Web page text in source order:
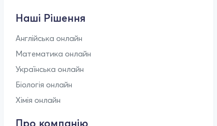
Наші Рішення
Англійська онлайн
Математика онлайн
Українська онлайн
Біологія онлайн
Хімія онлайн
Про компанію